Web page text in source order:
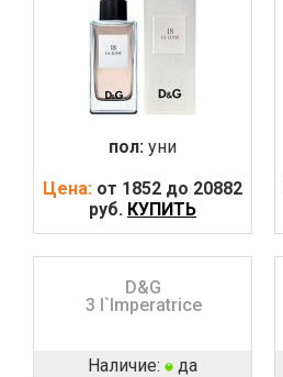
пол: уни
Цена: от 1852 до 20882
руб. КУПИТЬ
D&G
3 l`Imperatrice
Наличие: да